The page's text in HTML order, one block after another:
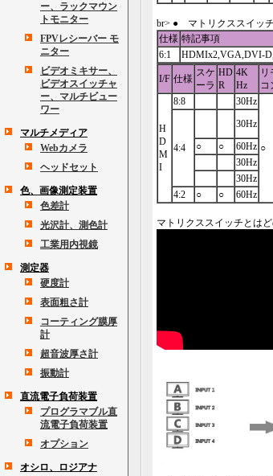
ー、ラックマウン
トモニター
FPVレシーバー モ
ニター
ビデオミキサー、
ビデオスイッチャ
ー、マルチビュー
ワー
マルチメディア
Webカメラ
ヘッドセット
色、画像測定装置
色差計
光沢計、測色計
工業用内視鏡
測定器
硬度計
表面粗さ計
コーティング膜厚
計
超音波厚さ計
振動計
直流電子負荷装置
プログラマブル直
流電子負荷装置
オプション
オシロ、ロジアナ
br> ● マトリクススイッチ
仕様 特記事項
6:1
HDMIx2,VGA,DVI-
I/F 仕様
スケ
ーラ
HD
R
4K
Hz
リ
コ
H
D
M
I
8:8 30Hz
○
4:4
30Hz
○
○ 60Hz
30Hz
30Hz
4:2
○ ○ 60Hz
マトリクススイッチとは